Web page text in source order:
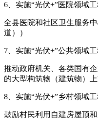
6、实施“光伏+”医院领域
全县医院和社区卫生服务
道））
7、实施“光伏+”公共领域
推动政府机关、各类国有
的大型构筑物（建筑物）
8、实施“光伏+”乡村领域
鼓励村民利用自建房屋顶